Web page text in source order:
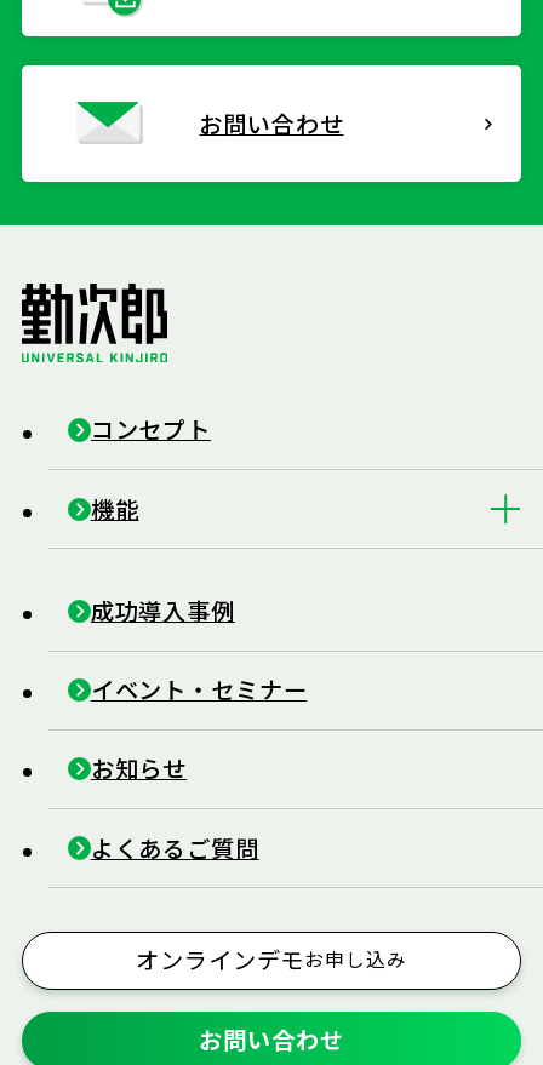
お問い合わせ
コンセプト
機能
成功導入事例
イベント・セミナー
お知らせ
よくあるご質問
オンラインデモお申し込み
お問い合わせ